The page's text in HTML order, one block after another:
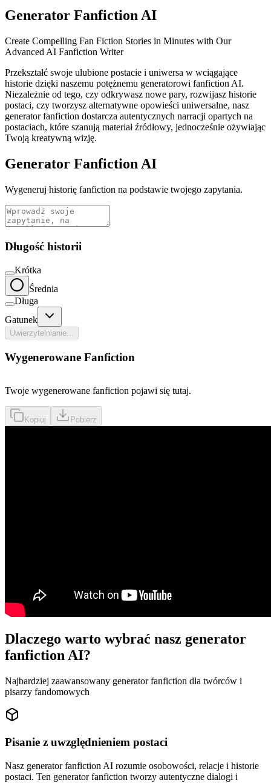
Generator Fanfiction AI
Create Compelling Fan Fiction Stories in Minutes with Our
Advanced AI Fanfiction Writer
Przekształć swoje ulubione postacie i uniwersa w wciągające
historie dzięki naszemu potężnemu generatorowi fanfiction AI.
Niezależnie od tego, czy odkrywasz nowe pary, rozwijasz historie
postaci, czy tworzysz alternatywne opowieści uniwersalne, nasz
generator fanfiction dostarcza autentycznych narracji opartych na
postaciach, które szanują materiał źródłowy, jednocześnie ożywiając
Twoją kreatywną wizję.
Generator Fanfiction AI
Wygeneruj historię fanfiction na podstawie twojego zapytania.
Długość historii
Krótka
Średnia
Długa
Gatunek
Uwierzytelnianie...
Wygenerowane Fanfiction
Twoje wygenerowane fanfiction pojawi się tutaj.
Kopiuj Pobierz
Dlaczego warto wybrać nasz generator
fanfiction AI?
Najbardziej zaawansowany generator fanfiction dla twórców i
pisarzy fandomowych
Pisanie z uwzględnieniem postaci
Nasz generator fanfiction AI rozumie osobowości, relacje i historie
postaci. Ten generator fanfiction tworzy autentyczne dialogi i